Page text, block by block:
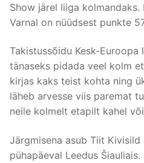
Show järel liiga
Varnal on nüüdsest punkte
Takistussõidu Kesk-Euroopa
tänaseks pidada veel kolm
kirjas kaks teist kohta ning
läheb arvesse viis paremat
neile kolmelt etapilt kahel
Järgmisena asub Tiit
pühapäeval Leedus Šiauliais.